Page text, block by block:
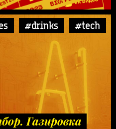
#drinks #tech
Газировка